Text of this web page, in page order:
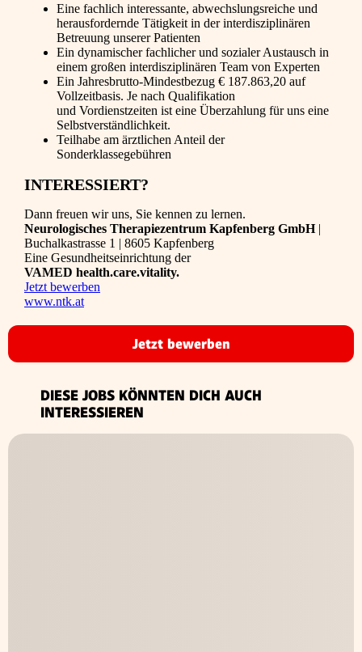
Eine fachlich interessante, abwechslungsreiche und
herausfordernde Tätigkeit in der interdisziplinären
Betreuung unserer Patienten
Ein dynamischer fachlicher und sozialer Austausch in
einem großen interdisziplinären Team von Experten
Ein Jahresbrutto-Mindestbezug € 187.863,20 auf
Vollzeitbasis. Je nach Qualifikation
und Vordienstzeiten ist eine Überzahlung für uns eine
Selbstverständlichkeit.
Teilhabe am ärztlichen Anteil der
Sonderklassegebühren
INTERESSIERT?
Dann freuen wir uns, Sie kennen zu lernen.
Neurologisches Therapiezentrum Kapfenberg GmbH|
Buchalkastrasse 1 | 8605 Kapfenberg
Eine Gesundheitseinrichtung der
VAMED health.care.vitality.
Jetzt bewerben
www.ntk.at
Jetzt bewerben
DIESE JOBS KÖNNTEN DICH AUCH
INTERESSIEREN